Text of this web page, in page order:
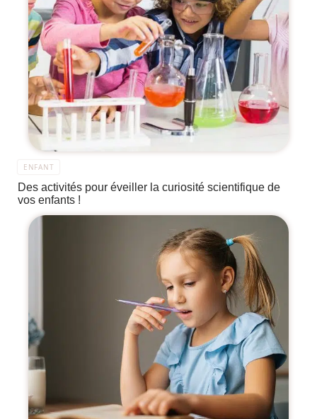
ENFANT
Des activités pour éveiller la curiosité scientifique de
vos enfants !